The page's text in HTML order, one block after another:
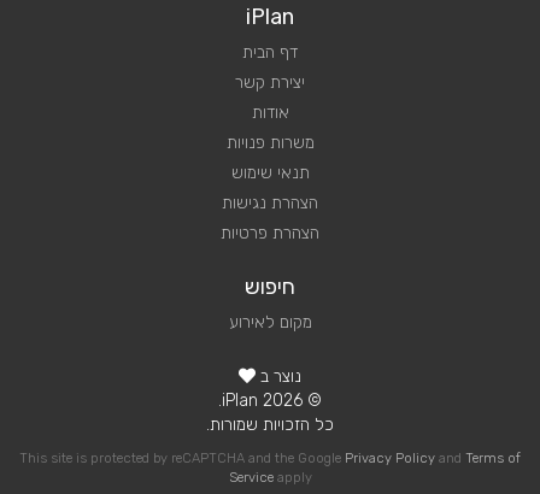
iPlan
דף הבית
יצירת קשר
אודות
משרות פנויות
תנאי שימוש
הצהרת נגישות
הצהרת פרטיות
חיפוש
מקום לאירוע
נוצר ב
© 2026 iPlan.
כל הזכויות שמורות.
This site is protected by reCAPTCHA and the Google Privacy Policy and Terms of
Serviceapply